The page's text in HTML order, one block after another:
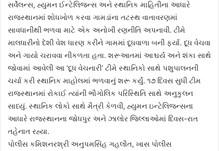
સર્વેલન્સ, હ્યુમન ઈન્ટેલિજન્સ અને સ્થાનિક માહિતીના આધારે
રાજસ્થાનમાં શોધખોળ કરવા ગામડાંના તટસ્થ વાતાવરણમાં
સાવધાનીથી ભળવા માટે એક અનોખી રણનીતિ અપનાવી. ટીમે
માલધારીનો દેશી વેશ ધારણ કરીને ગામમાં દૂધવાળા બની ફર્યા. દૂધ વેચવા
અને ગાયો ચરાવવા નીકળતા હતા. શરૂઆતમાં આશ્ચર્ય અને શંકા સાથે
જોવામાં આવેલી આ ‘દૂધ વેચનારી’ ટીમે સ્થાનિકો સાથે પશુપાલનની
ચર્ચા કરી સ્થાનિક માહોલમાં ભળવાનું શરૂ કર્યું. ૧૭ દિવસ સુધી ટીમ
રાજસ્થાનમાં રોકાઈ ત્યાંની ભૌગોલિક પરિસ્થિતિ સાથે અનુકુલન
સાધ્યું. સ્થાનિક લોકો સાથે મૈત્રી કેળવી, હ્યુમન ઇન્ટેલિજન્સના
આધારે રાજસ્થાનના જોધપુર અને ઝાલોર જિલ્લાઓમાં દિવસ-રાત
તહેનાત રહ્યા.
પોલીસ કમિશનરશ્રી અનુપમસિંહ ગહલૌત, ખાસ પોલીસ